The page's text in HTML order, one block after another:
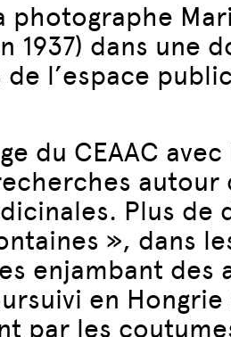
1937) dans une
l’espace
du CEAAC
Plus de
», dans
enjambant des
en
par les